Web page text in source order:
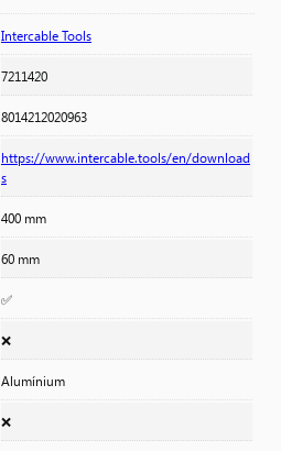
Intercable Tools
7211420
8014212020963
https://www.intercable.tools/en/download
s
400 mm
60 mm
✅
❌
Alumínium
❌